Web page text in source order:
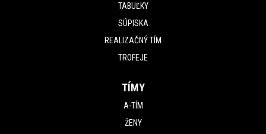
TABUĽKY
SÚPISKA
REALIZAČNÝ TÍM
TROFEJE
TÍMY
A-TÍM
ŽENY